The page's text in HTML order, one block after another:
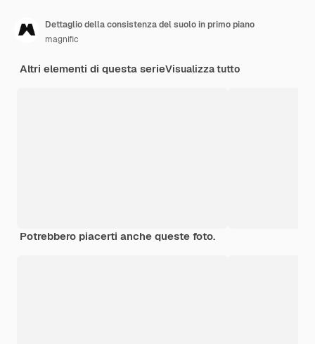
Dettaglio della consistenza del suolo in primo piano
magnific
Altri elementi di questa serieVisualizza tutto
Potrebbero piacerti anche queste foto.